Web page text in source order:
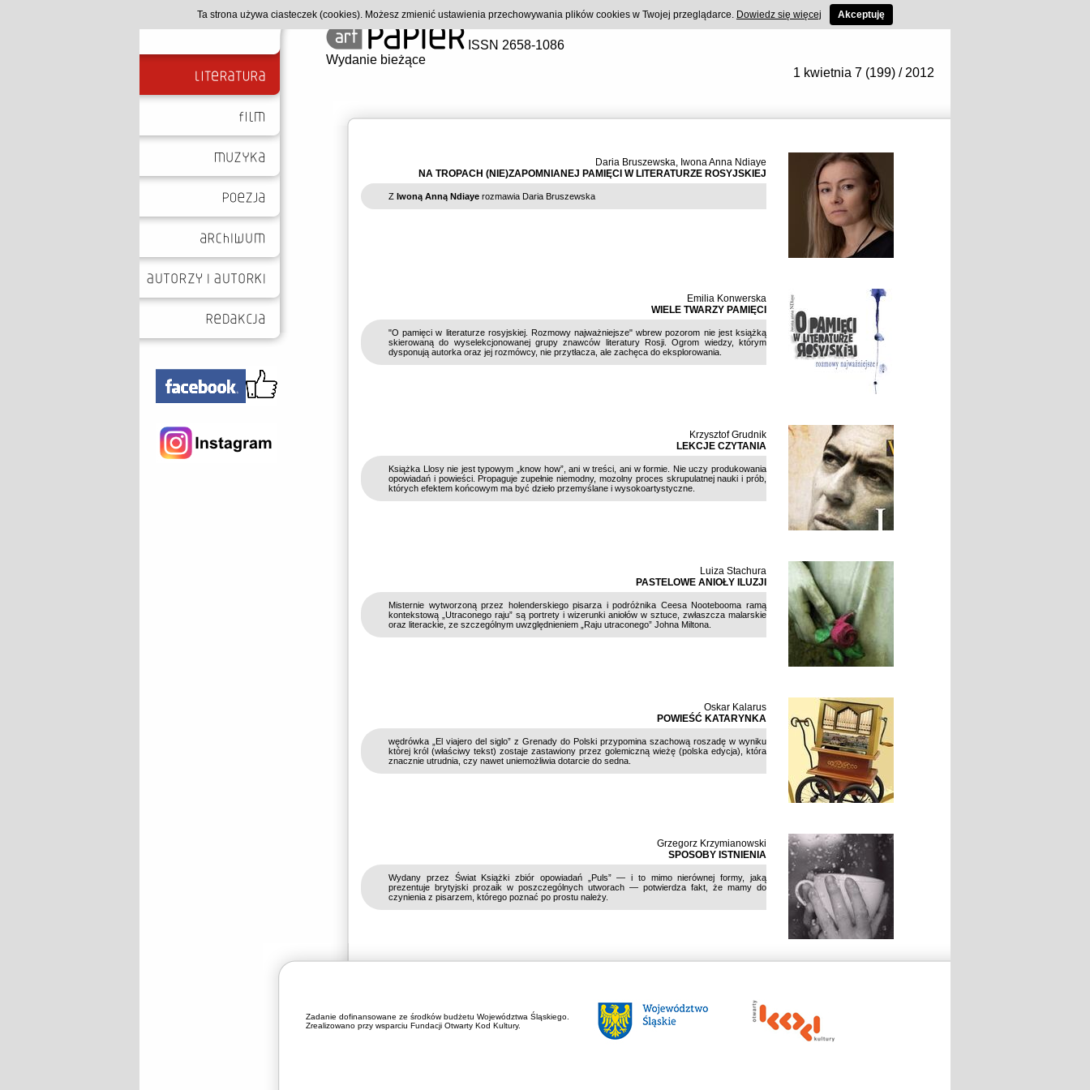
ISSN 2658-1086
Wydanie bieżące
1 kwietnia 7 (199) / 2012
Daria Bruszewska, Iwona Anna Ndiaye
NA TROPACH (NIE)ZAPOMNIANEJ PAMIĘCI W LITERATURZE ROSYJSKIEJ
Z Iwoną Anną Ndiaye rozmawia Daria Bruszewska
Emilia Konwerska
WIELE TWARZY PAMIĘCI
"O pamięci w literaturze rosyjskiej. Rozmowy najważniejsze" wbrew pozorom nie jest książką
skierowaną do wyselekcjonowanej grupy znawców literatury Rosji. Ogrom wiedzy, którym
dysponują autorka oraz jej rozmówcy, nie przytłacza, ale zachęca do eksplorowania.
Krzysztof Grudnik
LEKCJE CZYTANIA
Książka Llosy nie jest typowym „know how”, ani w treści, ani w formie. Nie uczy produkowania
opowiadań i powieści. Propaguje zupełnie niemodny, mozolny proces skrupulatnej nauki i prób,
których efektem końcowym ma być dzieło przemyślane i wysokoartystyczne.
Luiza Stachura
PASTELOWE ANIOŁY ILUZJI
Misternie wytworzoną przez holenderskiego pisarza i podróżnika Ceesa Nootebooma ramą
kontekstową „Utraconego raju” są portrety i wizerunki aniołów w sztuce, zwłaszcza malarskie
oraz literackie, ze szczególnym uwzględnieniem „Raju utraconego” Johna Miltona.
Oskar Kalarus
POWIEŚĆ KATARYNKA
wędrówka „El viajero del siglo” z Grenady do Polski przypomina szachową roszadę w wyniku
której król (właściwy tekst) zostaje zastawiony przez golemiczną wieżę (polska edycja), która
znacznie utrudnia, czy nawet uniemożliwia dotarcie do sedna.
Grzegorz Krzymianowski
SPOSOBY ISTNIENIA
Wydany przez Świat Książki zbiór opowiadań „Puls” — i to mimo nierównej formy, jaką
prezentuje brytyjski prozaik w poszczególnych utworach — potwierdza fakt, że mamy do
czynienia z pisarzem, którego poznać po prostu należy.
Zadanie dofinansowane ze środków budżetu Województwa Śląskiego.
Zrealizowano przy wsparciu Fundacji Otwarty Kod Kultury.
Ta strona używa ciasteczek (cookies). Możesz zmienić ustawienia przechowywania plików cookies w Twojej przeglądarce. Dowiedz się więcej Akceptuję